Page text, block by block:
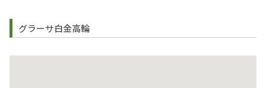
グラーサ白金高輪